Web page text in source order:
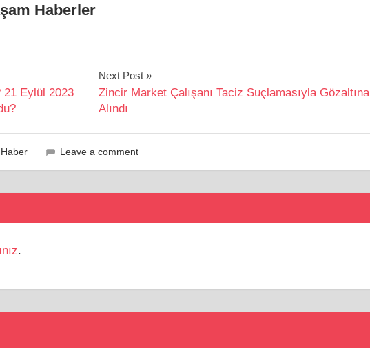
Haberler
21 Eylül 2023
Next Post
Zincir Market Çalışanı Taciz Suçlamasıyla Gözaltına
Alındı
Leave a comment
.